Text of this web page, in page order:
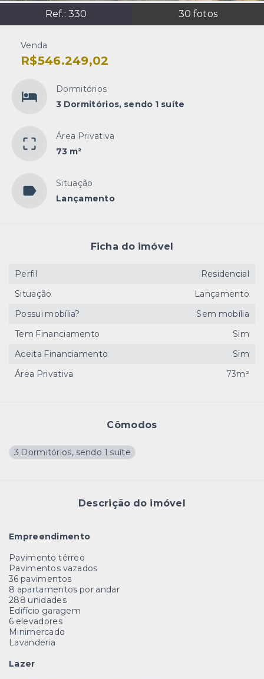
Ref.: 330 30 fotos
Venda
R$546.249,02
Dormitórios
3 Dormitórios, sendo 1 suíte
Área Privativa
73 m²
Situação
Lançamento
Cômodos
3 Dormitórios, sendo 1 suíte
Descrição do imóvel
Empreendimento
Pavimento térreo
Pavimentos vazados
36 pavimentos
8 apartamentos por andar
288 unidades
Edifício garagem
6 elevadores
Minimercado
Lavanderia
Lazer
Ficha do imóvel
Perfil
Residencial
Situação
Lançamento
Possui mobília?
Sem mobília
Tem Financiamento
Sim
Aceita Financiamento
Sim
Área Privativa
73m²